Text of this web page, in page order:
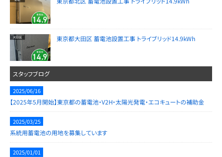
東京都大田区 蓄電池設置工事 トライブリッド14.9kWh
スタッフブログ
2025/06/16
【2025年5月開始】東京都の蓄電池・V2H・太陽光発電・エコキュートの補助金
2025/03/25
系統用蓄電池の用地を募集しています
2025/01/01